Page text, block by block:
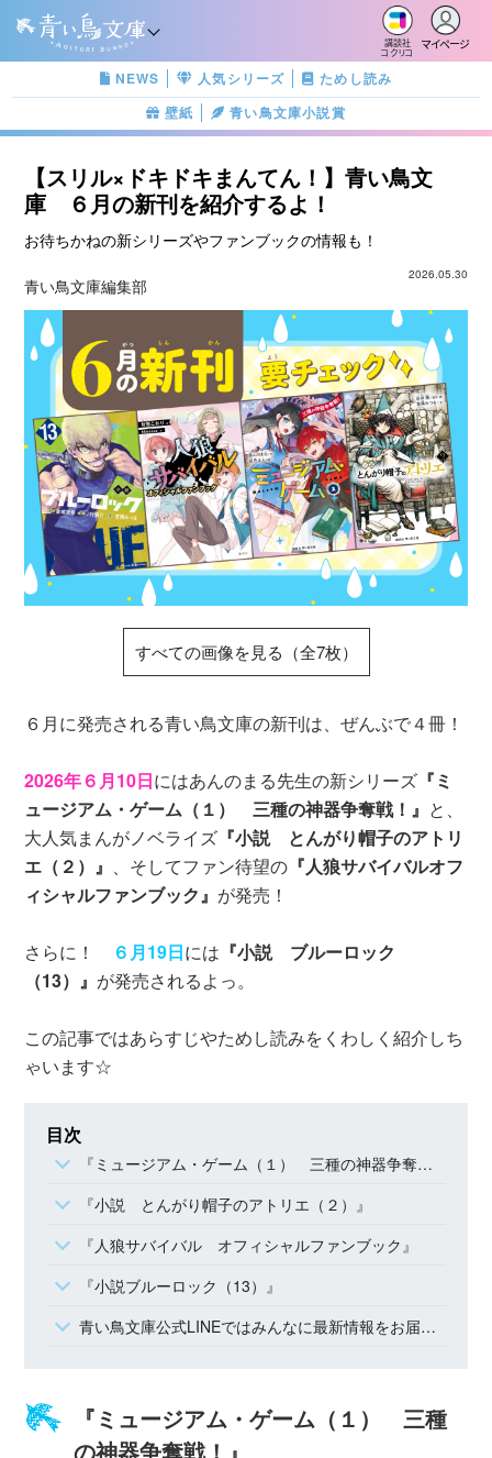
講談社
コクリコ
マイページ
NEWS 人気シリーズ
ためし読み
壁紙
青い鳥文庫小説賞
【スリル×ドキドキまんてん！】青い鳥文
庫 ６月の新刊を紹介するよ！
お待ちかねの新シリーズやファンブックの情報も！
2026.05.30
青い鳥文庫編集部
すべての画像を見る（全7枚）
６月に発売される青い鳥文庫の新刊は、ぜんぶで４冊！
2026年６月10日にはあんのまる先生の新シリーズ 『ミ
ュージアム・ゲーム（１） 三種の神器争奪戦！』 と、
大人気まんがノベライズ 『小説 とんがり帽子のアトリ
エ（２）』 、そしてファン待望の 『人狼サバイバルオフ
ィシャルファンブック』 が発売！
さらに！ ６月19日には 『小説 ブルーロック
（13）』 が発売されるよっ。
この記事ではあらすじやためし読みをくわしく紹介しち
ゃいます☆
目次
『ミュージアム・ゲーム（１） 三種の神器争奪戦！』
『小説 とんがり帽子のアトリエ（２）』
『人狼サバイバル オフィシャルファンブック』
『小説ブルーロック（13）』
青い鳥文庫公式LINEではみんなに最新情報をお届け☆
『ミュージアム・ゲーム（１） 三種
の神器争奪戦！』